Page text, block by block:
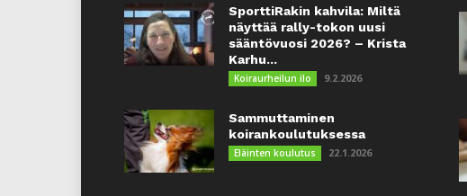
SporttiRakin kahvila: Miltä
näyttää rally-tokon uusi
sääntövuosi 2026? – Krista
Karhu...
Koiraurheilun ilo 9.2.2026
Sammuttaminen
koirankoulutuksessa
Eläinten koulutus 22.1.2026